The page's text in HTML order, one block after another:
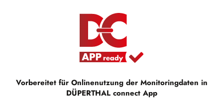
Vorbereitet für Onlinenutzung der Monitoringdaten in
DÜPERTHAL connect App